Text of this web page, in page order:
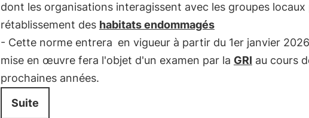
dont les organisations interagissent avec les groupes locaux
rétablissement des habitats endommagés
- Cette norme entrera en vigueur à partir du 1er janvier 2026
mise en œuvre fera l'objet d'un examen par la GRI au cours
prochaines années.
Suite